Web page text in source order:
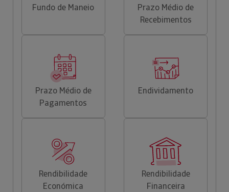
Fundo de Maneio
Prazo Médio de
Recebimentos
Prazo Médio de
Pagamentos
Endividamento
Rendibilidade
Económica
Rendibilidade
Financeira